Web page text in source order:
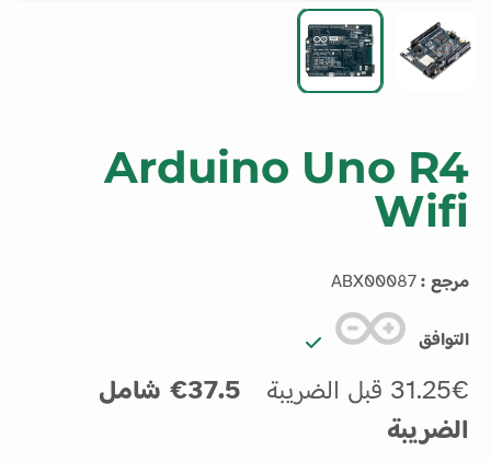
Arduino Uno R4
Wifi
مرجع :
التوافق
31.25€ قبل الضريبة
37.5€ شامل
الضريبة